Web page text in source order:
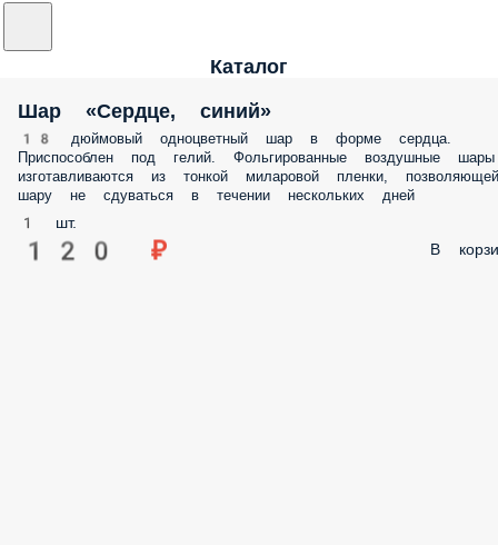
Каталог
Шар «Сердце, синий»
18 дюймовый одноцветный шар в форме сердца.
Приспособлен под гелий. Фольгированные воздушные шары
изготавливаются из тонкой миларовой пленки, позволяющей
шару не сдуваться в течении нескольких дней
1 шт.
120 ₽ В